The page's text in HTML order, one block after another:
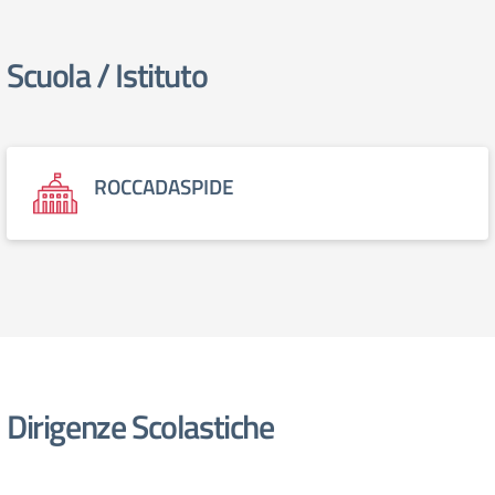
elenco degli organi
Scuola / Istituto
ROCCADASPIDE
Dirigenze Scolastiche